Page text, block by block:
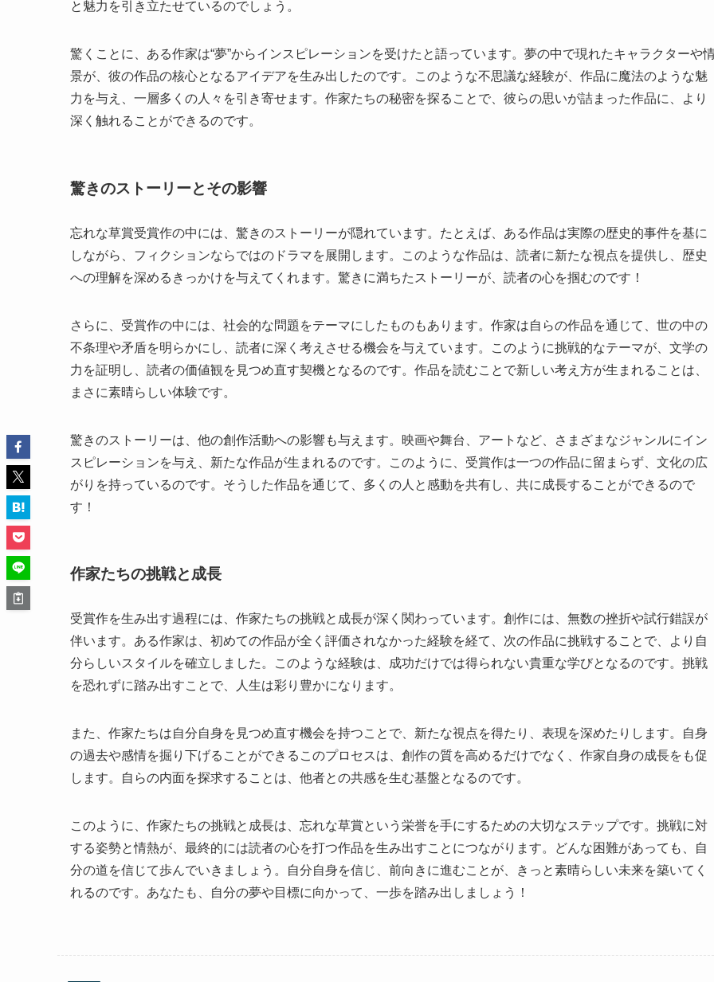
と魅力を引き立たせているのでしょう。
驚くことに、ある作家は“夢”からインスピレーションを受けたと語っています。夢の中で現れたキャラクターや
景が、彼の作品の核心となるアイデアを生み出したのです。このような不思議な経験が、作品に魔法のような魅
力を与え、一層多くの人々を引き寄せます。作家たちの秘密を探ることで、彼らの思いが詰まった作品に、より
深く触れることができるのです。
驚きのストーリーとその影響
忘れな草賞受賞作の中には、驚きのストーリーが隠れています。たとえば、ある作品は実際の歴史的事件を基に
しながら、フィクションならではのドラマを展開します。このような作品は、読者に新たな視点を提供し、歴史
への理解を深めるきっかけを与えてくれます。驚きに満ちたストーリーが、読者の心を掴むのです！
さらに、受賞作の中には、社会的な問題をテーマにしたものもあります。作家は自らの作品を通じて、世の中の
不条理や矛盾を明らかにし、読者に深く考えさせる機会を与えています。このように挑戦的なテーマが、文学の
力を証明し、読者の価値観を見つめ直す契機となるのです。作品を読むことで新しい考え方が生まれることは、
まさに素晴らしい体験です。
驚きのストーリーは、他の創作活動への影響も与えます。映画や舞台、アートなど、さまざまなジャンルにイン
スピレーションを与え、新たな作品が生まれるのです。このように、受賞作は一つの作品に留まらず、文化の広
がりを持っているのです。そうした作品を通じて、多くの人と感動を共有し、共に成長することができるので
す！
作家たちの挑戦と成長
受賞作を生み出す過程には、作家たちの挑戦と成長が深く関わっています。創作には、無数の挫折や試行錯誤が
伴います。ある作家は、初めての作品が全く評価されなかった経験を経て、次の作品に挑戦することで、より自
分らしいスタイルを確立しました。このような経験は、成功だけでは得られない貴重な学びとなるのです。挑戦
を恐れずに踏み出すことで、人生は彩り豊かになります。
また、作家たちは自分自身を見つめ直す機会を持つことで、新たな視点を得たり、表現を深めたりします。自身
の過去や感情を掘り下げることができるこのプロセスは、創作の質を高めるだけでなく、作家自身の成長をも促
します。自らの内面を探求することは、他者との共感を生む基盤となるのです。
このように、作家たちの挑戦と成長は、忘れな草賞という栄誉を手にするための大切なステップです。挑戦に対
する姿勢と情熱が、最終的には読者の心を打つ作品を生み出すことにつながります。どんな困難があっても、自
分の道を信じて歩んでいきましょう。自分自身を信じ、前向きに進むことが、きっと素晴らしい未来を築いてく
れるのです。あなたも、自分の夢や目標に向かって、一歩を踏み出しましょう！